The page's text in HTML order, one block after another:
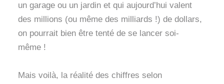
un garage ou un jardin et qui aujourd’hui valent
des millions (ou même des milliards !) de dollars,
on pourrait bien être tenté de se lancer soi-
même !
Mais voilà, la réalité des chiffres selon